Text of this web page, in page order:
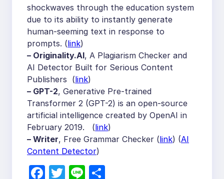
shockwaves through the education system
due to its ability to instantly generate
human-seeming text in response to
prompts. (link)
– Originality.AI, A Plagiarism Checker and
AI Detector Built for Serious Content
Publishers (link)
– GPT-2, Generative Pre-trained
Transformer 2 (GPT-2) is an open-source
artificial intelligence created by OpenAI in
February 2019. (link)
– Writer, Free Grammar Checker (link) (AI
Content Detector)
F
T
Li